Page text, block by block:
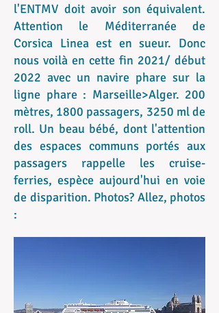
l'ENTMV doit avoir son équivalent.
Attention le Méditerranée de
Corsica Linea est en sueur. Donc
nous voilà en cette fin 2021/ début
2022 avec un navire phare sur la
ligne phare : Marseille>Alger. 200
mètres, 1800 passagers, 3250 ml de
roll. Un beau bébé, dont l'attention
des espaces communs portés aux
passagers rappelle les cruise-
ferries, espèce aujourd'hui en voie
de disparition. Photos? Allez, photos
: